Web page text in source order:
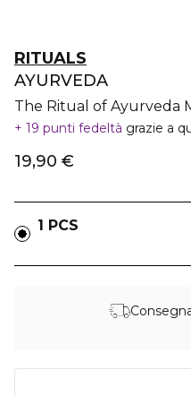
RITUALS
AYURVEDA
The Ritual of Ayurveda
19 punti fedeltà grazie a
19,90 €
1 PCS